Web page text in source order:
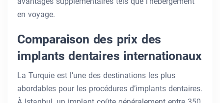
en voyage.
Comparaison des prix des
implants dentaires internationaux
La Turquie est l’une des destinations les plus
abordables pour les procédures d’implants dentaires.